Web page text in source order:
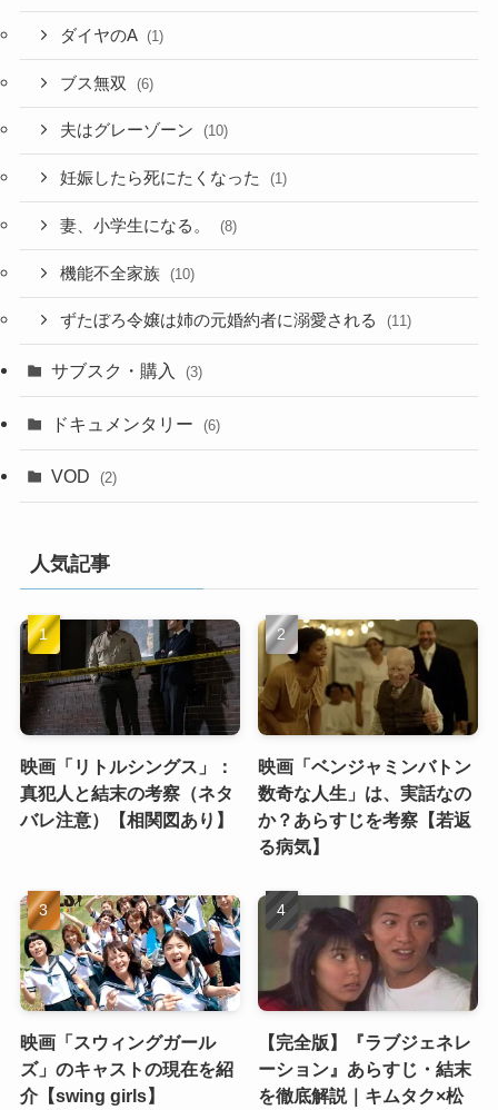
ダイヤのA (1)
ブス無双 (6)
夫はグレーゾーン (10)
妊娠したら死にたくなった (1)
妻、小学生になる。 (8)
機能不全家族 (10)
ずたぼろ令嬢は姉の元婚約者に溺愛される (11)
サブスク・購入 (3)
ドキュメンタリー (6)
VOD (2)
人気記事
映画「リトルシングス」：
真犯人と結末の考察（ネタ
バレ注意）【相関図あり】
映画「ベンジャミンバトン
数奇な人生」は、実話なの
か？あらすじを考察【若返
る病気】
映画「スウィングガール
ズ」のキャストの現在を紹
介【swing girls】
【完全版】『ラブジェネレ
ーション』あらすじ・結末
を徹底解説｜キムタク×松